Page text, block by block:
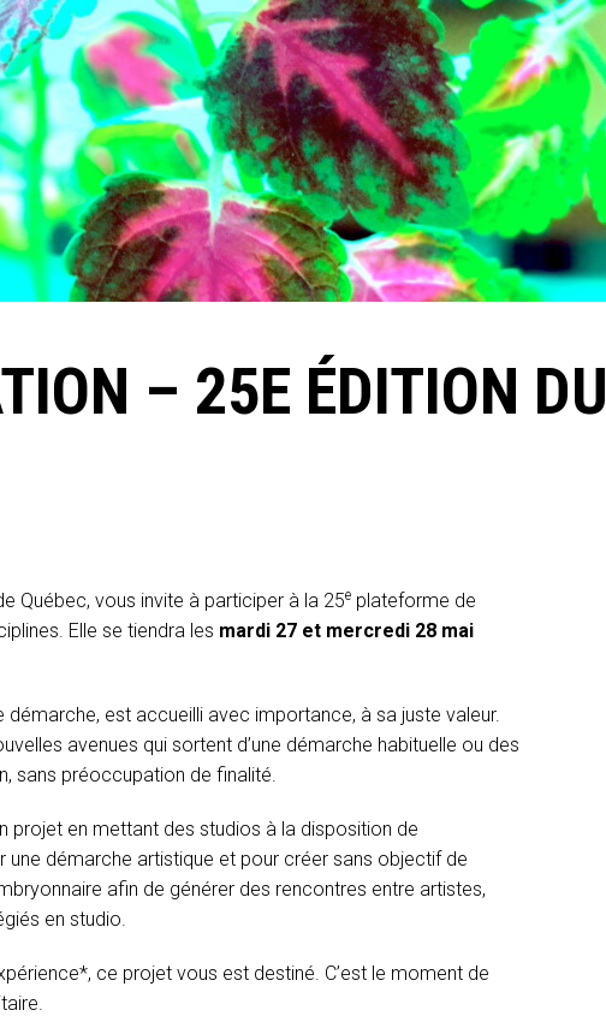
– 25E ÉDITION DU
Québec, vous invite à participer à la 25e plateforme de
Elle se tiendra les mardi 27 et mercredi 28 mai
démarche, est accueilli avec importance, à sa juste valeur.
avenues qui sortent d’une démarche habituelle ou des
sans préoccupation de finalité.
projet en mettant des studios à la disposition de
démarche artistique et pour créer sans objectif de
afin de générer des rencontres entre artistes,
en studio.
ce projet vous est destiné. C’est le moment de